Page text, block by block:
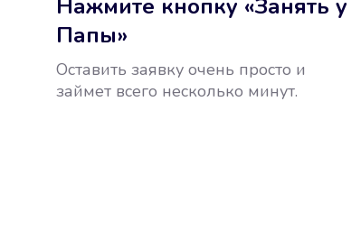
Нажмите кнопку «Занять у
Папы»
Оставить заявку очень просто и
займет всего несколько минут.